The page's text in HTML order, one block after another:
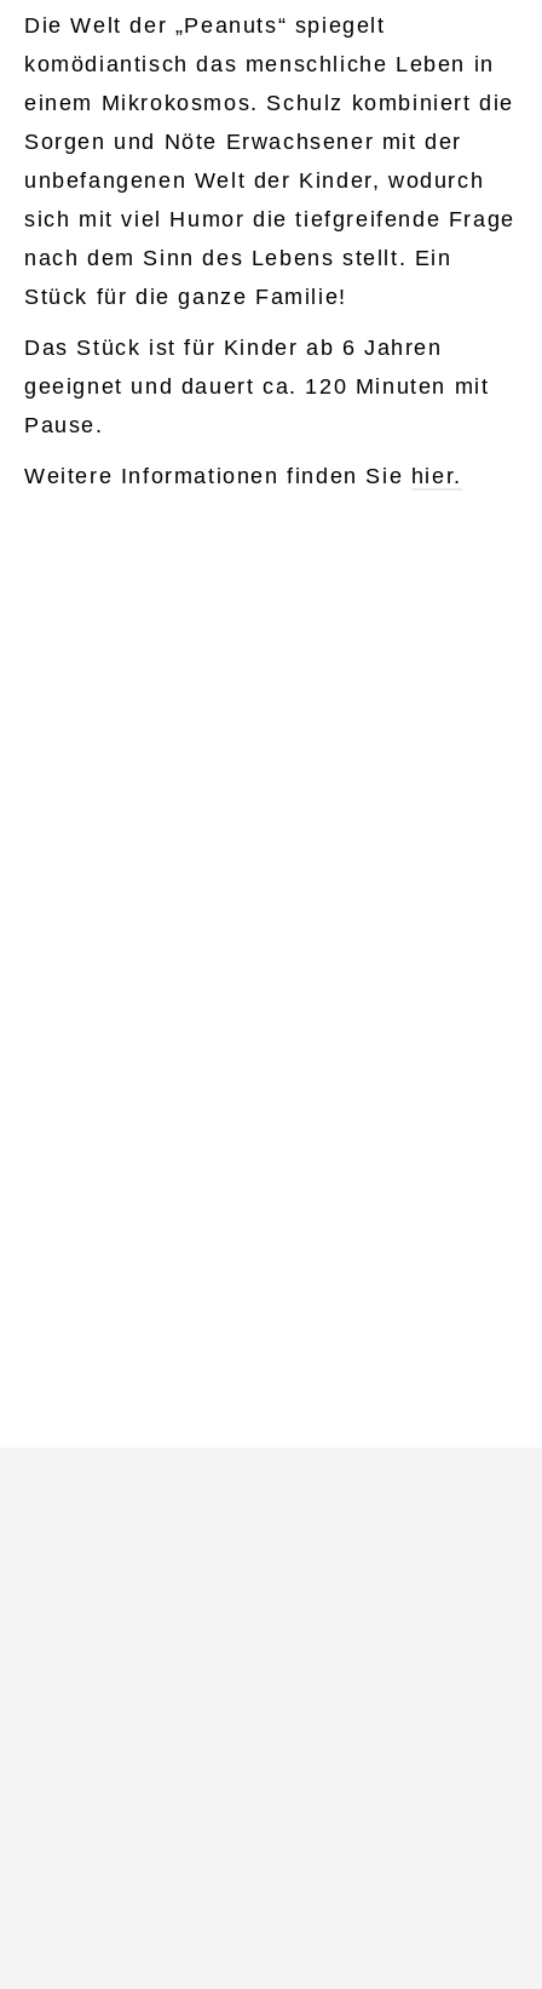
Die Welt der „Peanuts“ spiegelt
komödiantisch das menschliche Leben in
einem Mikrokosmos. Schulz kombiniert die
Sorgen und Nöte Erwachsener mit der
unbefangenen Welt der Kinder, wodurch
sich mit viel Humor die tiefgreifende Frage
nach dem Sinn des Lebens stellt. Ein
Stück für die ganze Familie!
Das Stück ist für Kinder ab 6 Jahren
geeignet und dauert ca. 120 Minuten mit
Pause.
Weitere Informationen finden Sie hier.